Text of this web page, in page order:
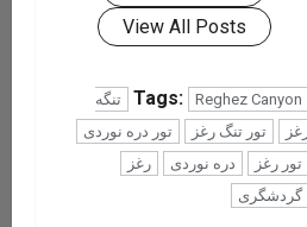
View All Posts
Tags: Reghez Canyon
تنگه
تور تنگ رغز
تور دره نوردی
تور رغز
دره نوردی
رغز
گردشگری